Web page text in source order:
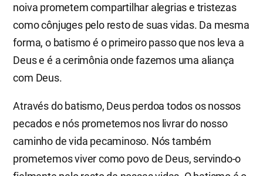
noiva prometem compartilhar alegrias e tristezas
como cônjuges pelo resto de suas vidas. Da mesma
forma, o batismo é o primeiro passo que nos leva a
Deus e é a cerimônia onde fazemos uma aliança
com Deus.
Através do batismo, Deus perdoa todos os nossos
pecados e nós prometemos nos livrar do nosso
caminho de vida pecaminoso. Nós também
prometemos viver como povo de Deus, servindo-o